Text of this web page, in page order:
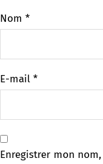
Nom *
E-mail *
Enregistrer mon